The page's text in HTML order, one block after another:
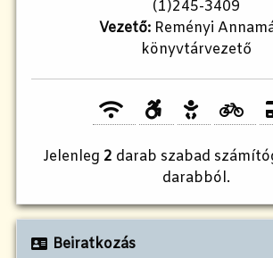
(1)245-3409
Vezető: Reményi
könyvtárvezető
Jelenleg 2 darab szabad
darabból.
Beiratkozás